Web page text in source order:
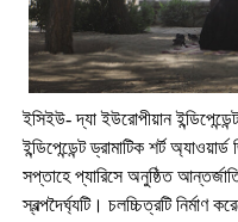
ইসিইউ- দ্যা ইউরোপীয়ান
ইন্ডিপেন্ডেন্ট ড্রামাটিক শর্ট
সপ্তাহে প্যারিসে অনুষ্ঠিত
স্বল্পদৈর্ঘ্যটি। চলচ্চিত্রটি